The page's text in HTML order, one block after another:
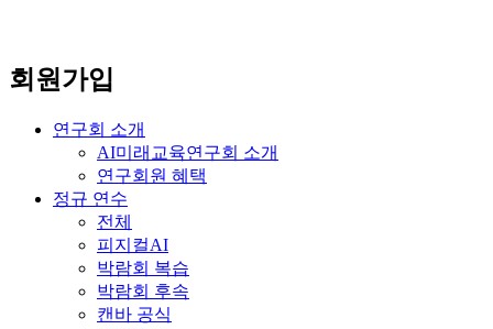
회원가입
연구회 소개
AI미래교육연구회 소개
연구회원 혜택
정규 연수
전체
피지컬AI
박람회 복습
박람회 후속
캔바 공식